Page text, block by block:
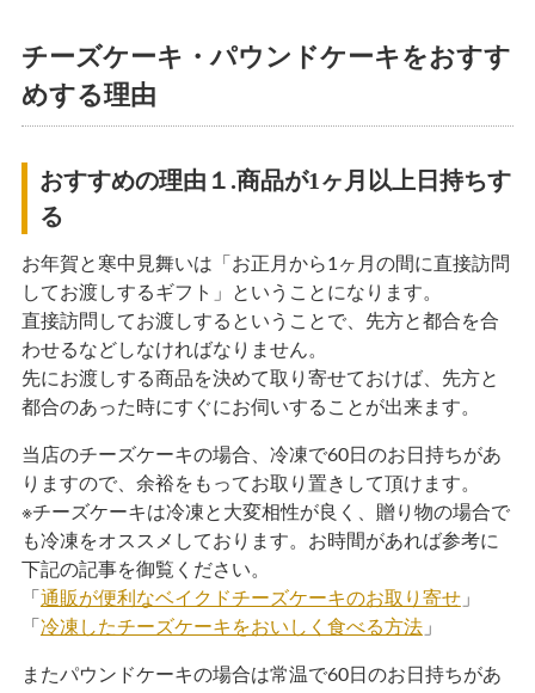
チーズケーキ・パウンドケーキをおすす
めする理由
おすすめの理由１.商品が1ヶ月以上日持ちす
る
お年賀と寒中見舞いは「お正月から1ヶ月の間に直接訪問
してお渡しするギフト」ということになります。
直接訪問してお渡しするということで、先方と都合を合
わせるなどしなければなりません。
先にお渡しする商品を決めて取り寄せておけば、先方と
都合のあった時にすぐにお伺いすることが出来ます。
当店のチーズケーキの場合、冷凍で60日のお日持ちがあ
りますので、余裕をもってお取り置きして頂けます。
※チーズケーキは冷凍と大変相性が良く、贈り物の場合で
も冷凍をオススメしております。お時間があれば参考に
下記の記事を御覧ください。
「 通販が便利なベイクドチーズケーキのお取り寄せ」
「 冷凍したチーズケーキをおいしく食べる方法」
またパウンドケーキの場合は常温で60日のお日持ちがあ